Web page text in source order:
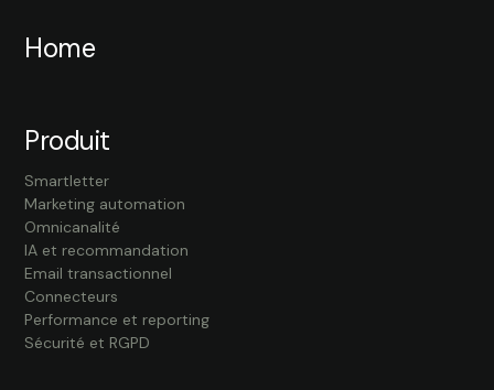
Home
Produit
Smartletter
Marketing automation
Omnicanalité
IA et recommandation
Email transactionnel
Connecteurs
Performance et reporting
Sécurité et RGPD